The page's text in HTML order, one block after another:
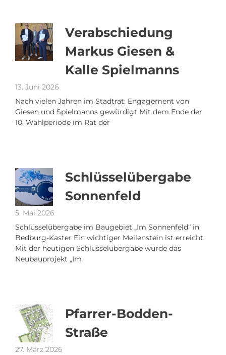
Verabschiedung
Markus Giesen &
Kalle Spielmanns
13. Juni 2026
Nach vielen Jahren im Stadtrat: Engagement von
Giesen und Spielmanns gewürdigt Mit dem Ende der
10. Wahlperiode im Rat der
Schlüsselübergabe
Sonnenfeld
5. Mai 2026
Schlüsselübergabe im Baugebiet „Im Sonnenfeld“ in
Bedburg-Kaster Ein wichtiger Meilenstein ist erreicht:
Mit der heutigen Schlüsselübergabe wurde das
Neubauprojekt „Im
Pfarrer-Bodden-
Straße
27. März 2026